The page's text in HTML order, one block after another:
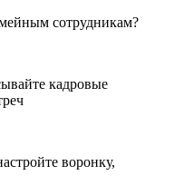
сотрудникам?
кадровые
воронку,